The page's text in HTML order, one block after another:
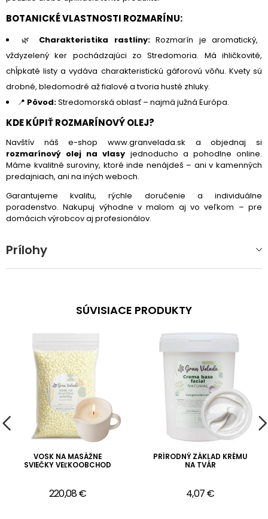
BOTANICKÉ VLASTNOSTI ROZMARÍNU:
🌿 Charakteristika rastliny:Rozmarín je aromatický,
vždyzelený ker pochádzajúci zo Stredomoria. Má ihličkovité,
chĺpkaté listy a vydáva charakteristickú gáforovú vôňu. Kvety sú
drobné, bledomodré až fialové a tvoria husté zhluky.
📍 Pôvod:Stredomorská oblasť – najmä južná Európa.
KDE KÚPIŤ ROZMARÍNOVÝ OLEJ?
Navštív náš e-shop www.granvelada.sk a objednaj si
rozmarínový olej na vlasy jednoducho a pohodlne online.
Máme kvalitné suroviny, ktoré inde nenájdeš – ani v kamenných
predajniach, ani na iných weboch.
Garantujeme kvalitu, rýchle doručenie a individuálne
poradenstvo. Nakupuj výhodne v malom aj vo veľkom – pre
domácich výrobcov aj profesionálov.
Prílohy
SÚVISIACE PRODUKTY
VOSK NA MASÁŽNE
SVIEČKY VEĽKOOBCHOD
220,08 €
PRÍRODNÝ ZÁKLAD KRÉMU
NA TVÁR
4,07 €